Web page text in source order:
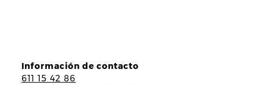
Información de contacto
611 15 42 86